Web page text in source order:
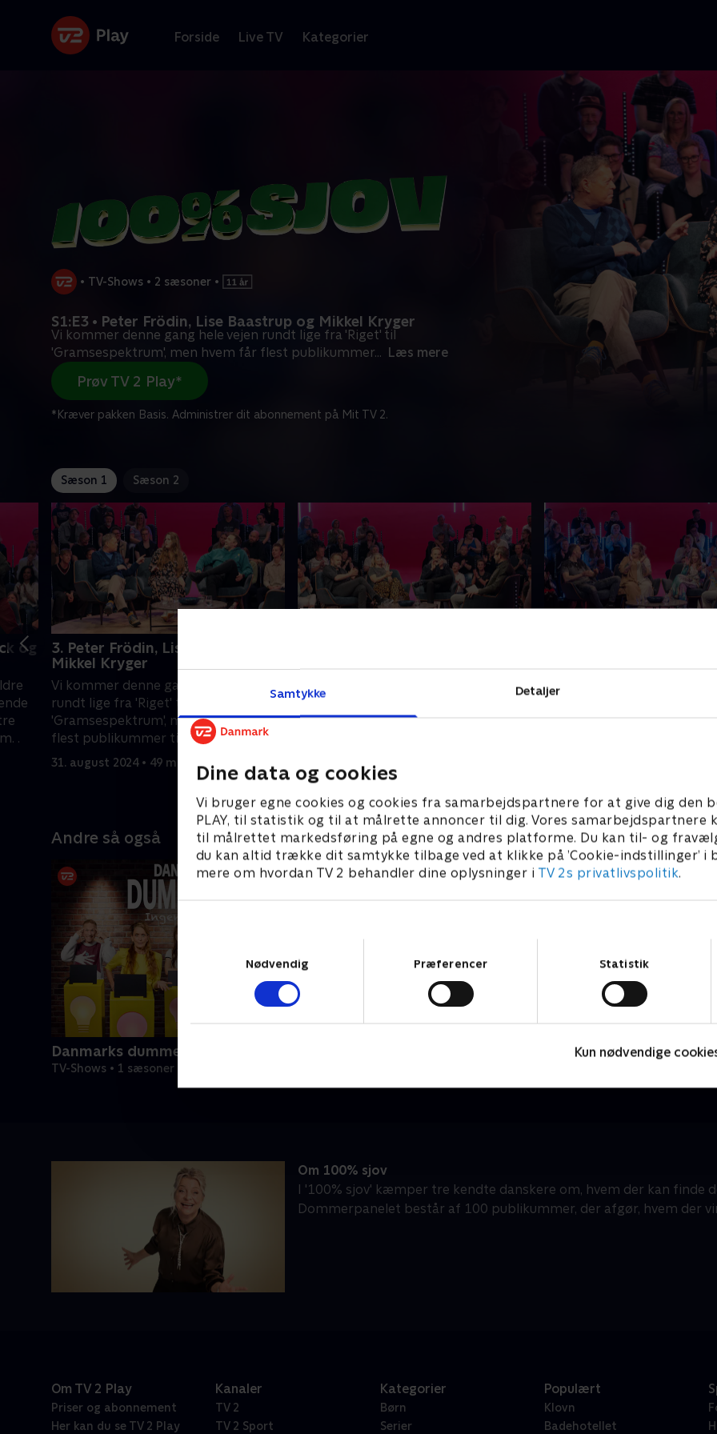
Samtykke Detaljer
Dine data og cookies
Vi bruger egne cookies og cookies fra samarbejdspartnere for at give dig den
PLAY, til statistik og til at målrette annoncer til dig. Vores samarbejdspartnere
til målrettet markedsføring på egne og andres platforme. Du kan til- og
du kan altid trække dit samtykke tilbage ved at klikke på ’Cookie-indstillinger’ i
mere om hvordan TV 2 behandler dine oplysninger i TV 2s privatlivspolitik.
Nødvendig
Præferencer Statistik
Kun nødvendige
Forside Live TV Kategorier
• TV-Shows • 2 sæsoner •
S1:E3 • Peter Frödin, Lise Baastrup og Mikkel Kryger
Vi kommer denne gang hele vejen rundt lige fra 'Riget' til
'Gramsespektrum', men hvem får flest publikummer... Læs mere
Prøv TV 2 Play*
*Kræver pakken Basis. Administrer dit abonnement på Mit TV 2.
Sæson 1 Sæson 2
og
.
3. Peter Frödin, Lise Baastrup og
Mikkel Kryger
Vi kommer denne gang hele vejen
rundt lige fra 'Riget' til
'Gramsespektrum', men hvem får
flest publikummer til at grine?
31. august 2024 • 49 min
Er det manden, der ikke kan flække
en eneste kokosnød, eller er det
Smadremanden, der optræder for
7. september 2024 • 50 min
Er det komikerne eller
Andre så også
Danmarks dummeste
TV-Shows • 1 sæsoner
Om 100% sjov
I '100% sjov' kæmper tre kendte danskere om, hvem der kan finde
Dommerpanelet består af 100 publikummer, der afgør, hvem der
Om TV 2 Play
Priser og abonnement
Her kan du se TV 2 Play
Kanaler
TV 2
TV 2 Sport
Kategorier
Børn
Serier
Populært
Klovn
Badehotellet